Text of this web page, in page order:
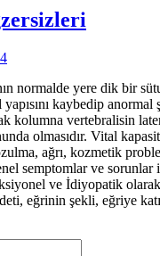
4
normalde yere dik bir
kaybedip
kolumna vertebralisin
olmasıdır. Vital
ağrı, kozmetik
semptomlar ve sorunlar
ve İdiyopatik olarak
eğrinin şekli, eğriye